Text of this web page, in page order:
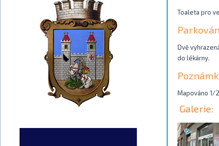
Toaleta pro
Dvě
do lékárny.
Mapováno 1/
Galerie: